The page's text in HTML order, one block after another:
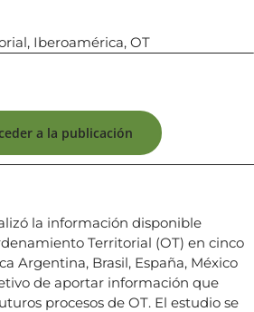
Iberoamérica, OT
a la publicación
la información disponible
Territorial (OT) en cinco
Argentina, Brasil, España, México
de aportar información que
procesos de OT. El estudio se